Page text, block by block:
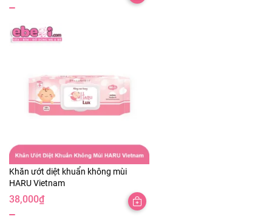
Khăn ướt diệt khuẩn không mùi
HARU Vietnam
38,000₫